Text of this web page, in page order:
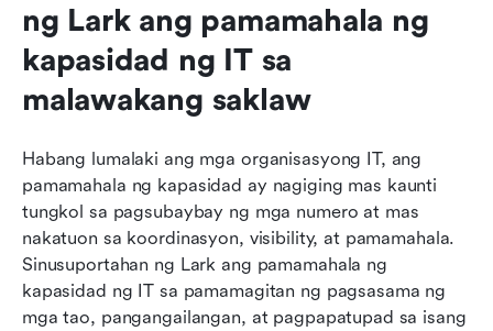
ng Lark ang pamamahala ng
kapasidad ng IT sa
malawakang saklaw
Habang lumalaki ang mga organisasyong IT, ang
pamamahala ng kapasidad ay nagiging mas kaunti
tungkol sa pagsubaybay ng mga numero at mas
nakatuon sa koordinasyon, visibility, at pamamahala.
Sinusuportahan ng Lark ang pamamahala ng
kapasidad ng IT sa pamamagitan ng pagsasama ng